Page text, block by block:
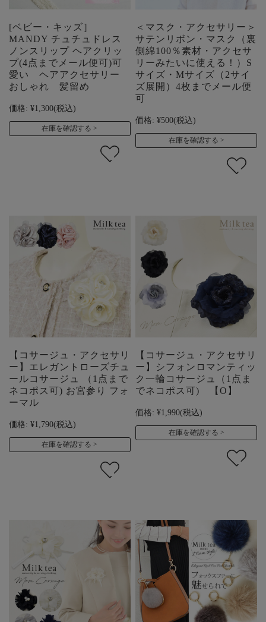
[ベビー・キッズ］
MANDY チュチュドレス
ノンスリップ ヘアクリッ
プ(4点までメール便可)可
愛い ヘアアクセサリー
おしゃれ 髪留め
価格: ¥1,300(税込)
在庫を確認する
＜マスク・アクセサリー＞
サテンリボン・マスク（裏
側綿100％素材・アクセサ
リーみたいに使える！）S
サイズ・Mサイズ（2サイ
ズ展開）4枚までメール便
可
価格: ¥500(税込)
在庫を確認する
【コサージュ・アクセサリ
ー】エレガントローズチュ
ールコサージュ （1点まで
ネコポス可) お宮参り フォ
ーマル
価格: ¥1,790(税込)
在庫を確認する
【コサージュ・アクセサリ
ー】シフォンロマンティッ
ク一輪コサージュ（1点ま
でネコポス可) 【O】
価格: ¥1,990(税込)
在庫を確認する